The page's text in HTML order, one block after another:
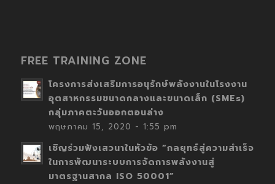
FREE TRAINING ZONE
โครงการส่งเสริมการอนุรักษ์พลังงานในโรงงาน
อุตสาหกรรมขนาดกลางและขนาดเล็ก (SMEs)
กลุ่มภาคตะวันออกตอนล่าง
พฤษภาคม 15, 2020 - 1:55 pm
เชิญร่วมฟังเสวนาในหัวข้อ “กลยุทธ์สู่ความสำเร็จ
ในการพัฒนาระบบการจัดการพลังงานสู่
มาตรฐานสากล ISO 50001”